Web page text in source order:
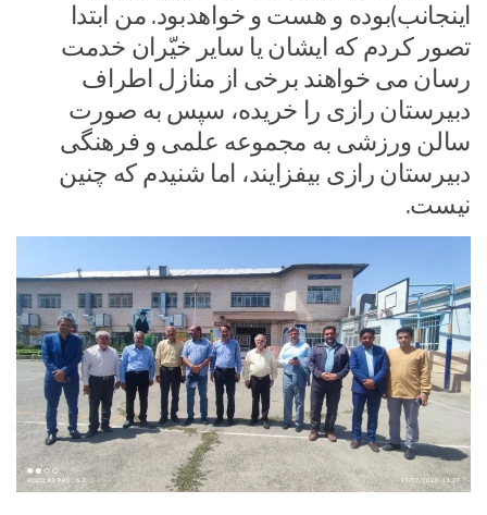
اینجانب)بوده و هست و خواهدبود. من ابتدا
تصور کردم که ایشان یا سایر خیّران خدمت
رسان می خواهند برخی از منازل اطراف
دبیرستان رازی را خریده، سپس به صورت
سالن ورزشی به مجموعه علمی و فرهنگی
دبیرستان رازی بیفزایند، اما شنیدم که چنین
نیست.